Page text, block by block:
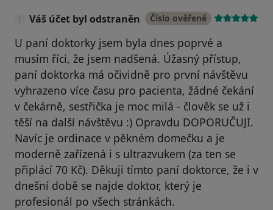
Váš účet byl odstraněn Číslo ověřené
U paní doktorky jsem byla dnes poprvé a
musím říci, že jsem nadšená. Úžasný přístup,
paní doktorka má očividně pro první návštěvu
vyhrazeno více času pro pacienta, žádné čekání
v čekárně, sestřička je moc milá - člověk se už i
těší na další návštěvu :) Opravdu DOPORUČUJI.
Navíc je ordinace v pěkném domečku a je
moderně zařízená i s ultrazvukem (za ten se
připlácí 70 Kč). Děkuji tímto paní doktorce, že i v
dnešní době se najde doktor, který je
profesionál po všech stránkách.